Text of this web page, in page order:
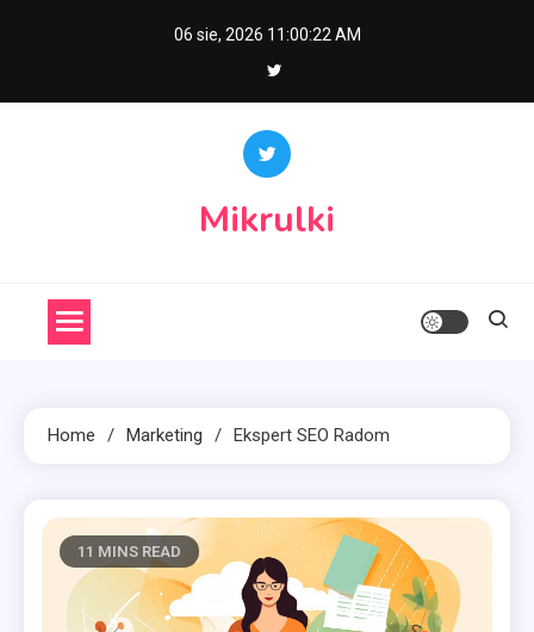
06 sie, 2026 11:00:23 AM
Mikrulki
Home Marketing Ekspert SEO Radom
11 MINS READ